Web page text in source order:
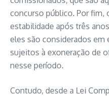
concurso público. Por
estabilidade após três
eles são considerados
sujeitos à exoneração de
nesse período.
Contudo, desde a Lei